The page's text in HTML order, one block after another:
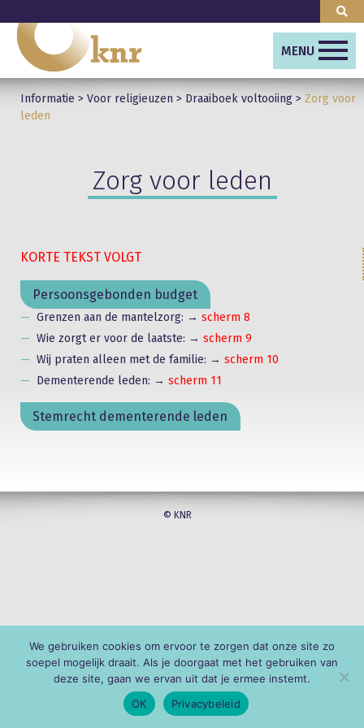
MENU
Informatie > Voor religieuzen > Draaiboek voltooiing > Zorg voor
leden
Zorg voor leden
KORTE TEKST VOLGT
Persoonsgebonden budget
Grenzen aan de mantelzorg: → scherm 8
Wie zorgt er voor de laatste: → scherm 9
Wij praten alleen met de familie: → scherm 10
Dementerende leden: → scherm 11
Stemrecht dementerende leden
© KNR
We gebruiken cookies om ervoor te zorgen dat onze site zo
soepel mogelijk draait. Als je doorgaat met het gebruiken van
deze site, gaan we ervan uit dat je ermee instemt.
OK
Privacybeleid